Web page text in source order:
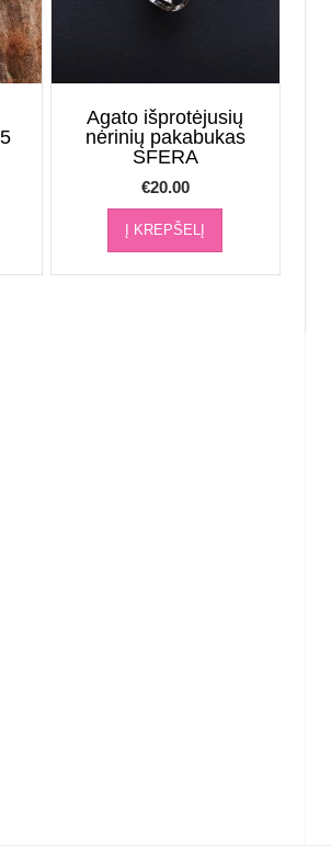
Agato išprotėjusių
nėrinių pakabukas
SFERA
€20.00
Į KREPŠELĮ